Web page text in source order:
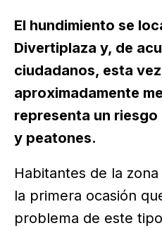
El hundimiento se
Divertiplaza y, de
ciudadanos, esta
aproximadamente
representa un
y peatones.
Habitantes de la
la primera ocasión
problema de este